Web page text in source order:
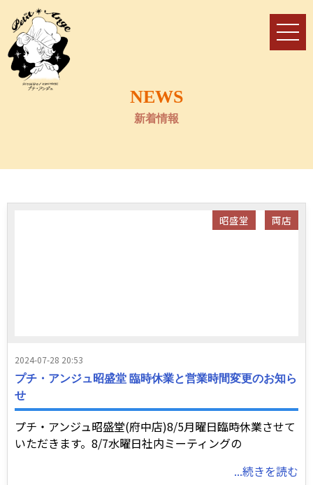
NEWS
新着情報
2024-07-28 20:53
プチ・アンジュ昭盛堂 臨時休業と営業時間変更のお知ら
せ
昭盛堂 両店
プチ・アンジュ昭盛堂(府中店)8/5月曜日臨時休業させて
いただきます。8/7水曜日社内ミーティングの
...続きを読む